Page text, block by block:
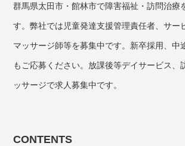
群馬県太田市・館林市で障害福祉・訪問治療
す。弊社では児童発達支援管理責任者、サー
マッサージ師等を募集中です。新卒採用、中
もご応募ください。放課後等デイサービス、
ッサージで求人募集中です。
CONTENTS